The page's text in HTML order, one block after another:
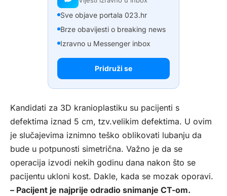
Sve objave portala 023.hr
Brze obavijesti o breaking news
Izravno u Messenger inbox
Pridruži se
Kandidati za 3D kranioplastiku su pacijenti s
defektima iznad 5 cm, tzv.velikim defektima. U ovim
je slučajevima iznimno teško oblikovati lubanju da
bude u potpunosti simetrična. Važno je da se
operacija izvodi nekih godinu dana nakon što se
pacijentu ukloni kost. Dakle, kada se mozak oporavi.
– Pacijent je najprije odradio snimanje CT-om.